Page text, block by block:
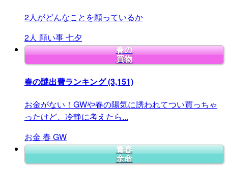
2人がどんなことを願っているか
2人 願い事七夕
春の
買物
春の謎出費ランキング(3,151)
お金がない！GWや春の陽気に誘われてつい買っちゃ
ったけど、冷静に考えたら...
お金 春 GW
青春
余命